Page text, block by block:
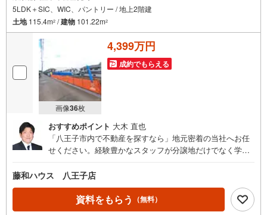
5LDK＋SIC、WIC、パントリー / 地上2階建
土地115.4m2 /建物 101.22m2
画像36枚
4,399万円
成約でもらえる
おすすめポイント 大木 直也
「八王子市内で不動産を探すなら」地元密着の当社へお任
せください。経験豊かなスタッフが分譲地だけでなく学
にお問い合わせください。
藤和ハウス 八王子店
資料をもらう （無料）